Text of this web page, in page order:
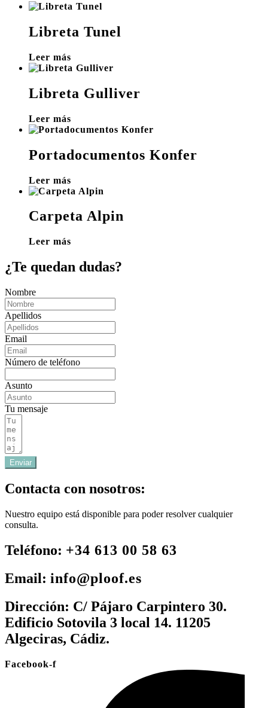
Libreta Tunel
Leer más
Libreta Gulliver
Leer más
Portadocumentos Konfer
Leer más
Carpeta Alpin
Leer más
¿Te quedan dudas?
Nombre
Apellidos
Email
Número de teléfono
Asunto
Tu mensaje
Enviar
Contacta con nosotros:
Nuestro equipo está disponible para poder resolver cualquier
consulta.
Teléfono: +34 613 00 58 63
Email: info@ploof.es
Dirección: C/ Pájaro Carpintero 30.
Edificio Sotovila 3 local 14. 11205
Algeciras, Cádiz.
Facebook-f